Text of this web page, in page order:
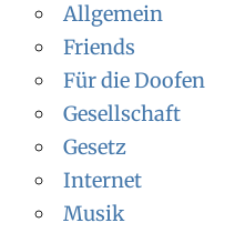
Allgemein
Friends
Für die Doofen
Gesellschaft
Gesetz
Internet
Musik